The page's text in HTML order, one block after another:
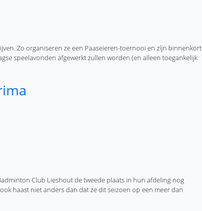
Zo organiseren ze een Paaseieren-toernooi en zíjn binnenkort
speelavonden afgewerkt zullen worden (en alleen toegankelijk
Club Lieshout de tweede plaats in hun afdeling nog
haast niet anders dan dat ze dit seizoen op een meer dan